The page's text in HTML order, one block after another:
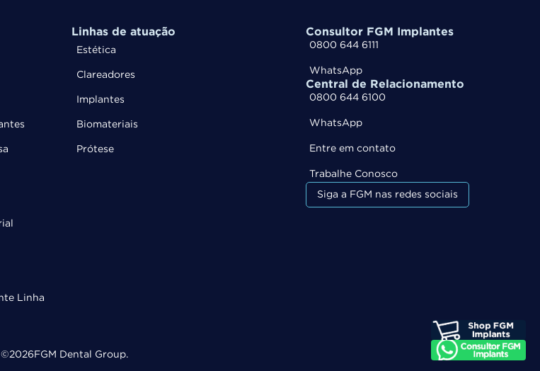
Linha
Linhas de atuação
Estética
Clareadores
Implantes
Biomateriais
Prótese
Consultor FGM Implantes
0800 644 6111
WhatsApp
Central de Relacionamento
0800 644 6100
WhatsApp
Entre em contato
Trabalhe Conosco
Siga a FGM nas redes sociais
©2026 FGM Dental Group.